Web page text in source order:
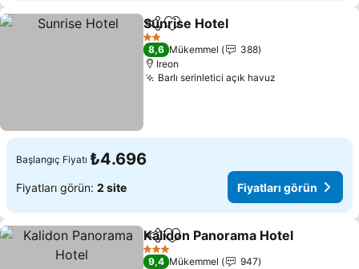
PaylaşFavorilerime ekle
Sunrise Hotel
2 Yıldız
8,6 Mükemmel
388
Ireon
Barlı serinletici açık havuz
Başlangıç Fiyatı ₺4.696
Fiyatları görün: 2 site Fiyatları görün
PaylaşFavorilerime ekle
Kalidon Panorama Hotel
3 Yıldız
9,4 Mükemmel
947